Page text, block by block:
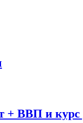
+ ВВП и курс